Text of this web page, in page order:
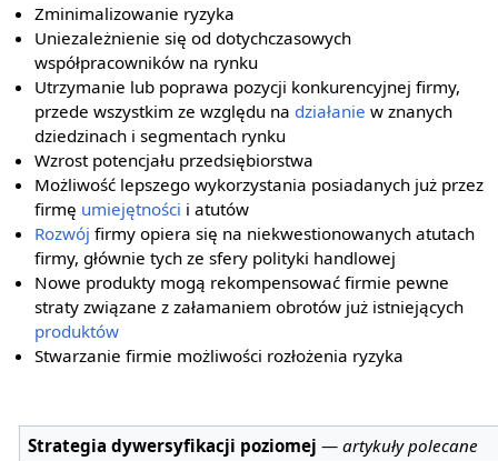
Zminimalizowanie ryzyka
Uniezależnienie się od dotychczasowych
współpracowników na rynku
Utrzymanie lub poprawa pozycji konkurencyjnej firmy,
przede wszystkim ze względu na działanie w znanych
dziedzinach i segmentach rynku
Wzrost potencjału przedsiębiorstwa
Możliwość lepszego wykorzystania posiadanych już przez
firmę umiejętności i atutów
Rozwój firmy opiera się na niekwestionowanych atutach
firmy, głównie tych ze sfery polityki handlowej
Nowe produkty mogą rekompensować firmie pewne
straty związane z załamaniem obrotów już istniejących
produktów
Stwarzanie firmie możliwości rozłożenia ryzyka
Strategia dywersyfikacji poziomej —artykuły polecane